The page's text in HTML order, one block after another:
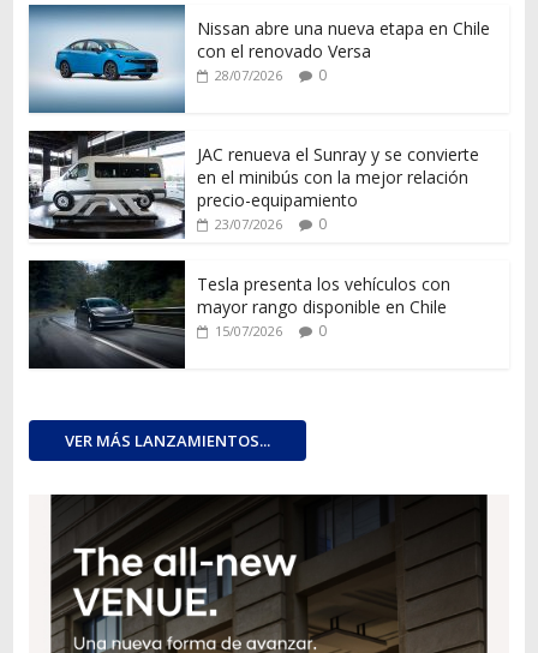
Nissan abre una nueva etapa en Chile
con el renovado Versa
28/07/2026 0
JAC renueva el Sunray y se convierte
en el minibús con la mejor relación
precio-equipamiento
23/07/2026 0
Tesla presenta los vehículos con
mayor rango disponible en Chile
15/07/2026 0
VER MÁS LANZAMIENTOS...